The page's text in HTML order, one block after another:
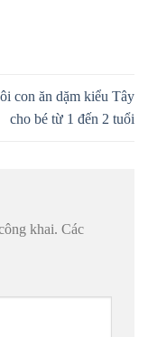
con ăn dặm kiểu Tây
cho bé từ 1 đến 2 tuổi
khai. Các